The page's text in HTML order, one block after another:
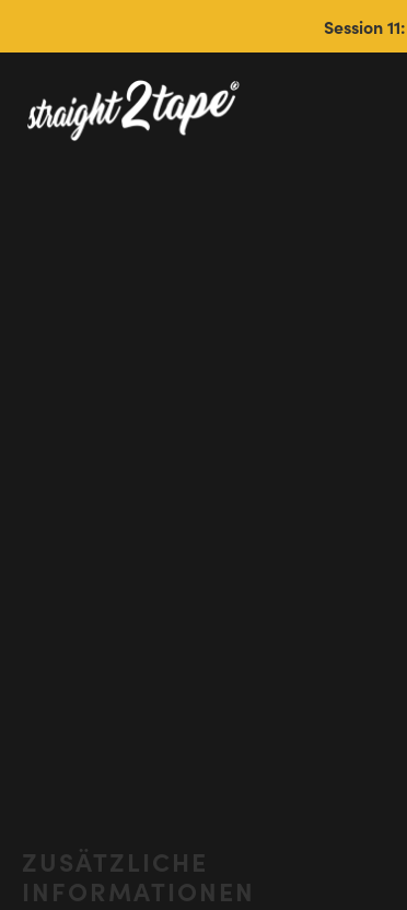
Session 11:
ZUSÄTZLICHE
INFORMATIONEN